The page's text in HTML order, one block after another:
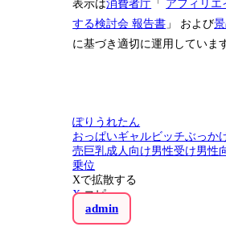
表示は消費者庁 「 アフィリエ
する検討会 報告書 」 および
に基づき適切に運用していま
ぽりうれたん
おっぱいギャルビッチぶっか
売巨乳成人向け男性受け男性
乗位
Xで拡散する
X コピー
admin